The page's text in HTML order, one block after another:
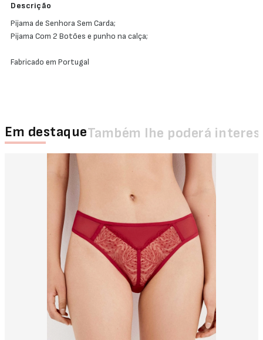
Descrição
Pijama de Senhora Sem Carda;
Pijama Com 2 Botões e punho na calça;
Fabricado em Portugal
Em destaqueTambém lhe poderá